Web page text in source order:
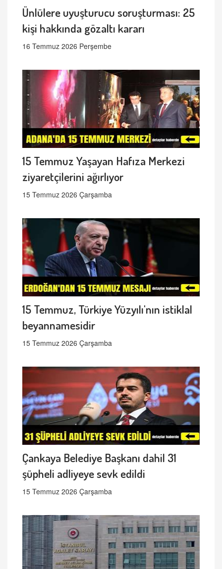
Ünlülere uyuşturucu soruşturması: 25
kişi hakkında gözaltı kararı
16 Temmuz 2026 Perşembe
15 Temmuz Yaşayan Hafıza Merkezi
ziyaretçilerini ağırlıyor
15 Temmuz 2026 Çarşamba
15 Temmuz, Türkiye Yüzyılı'nın istiklal
beyannamesidir
15 Temmuz 2026 Çarşamba
Çankaya Belediye Başkanı dahil 31
şüpheli adliyeye sevk edildi
15 Temmuz 2026 Çarşamba